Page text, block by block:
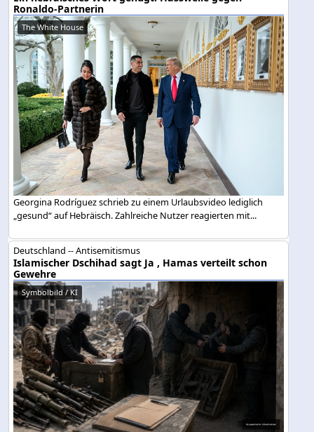
Ronaldo-Partnerin
The White House
Georgina Rodríguez schrieb zu einem Urlaubsvideo lediglich
„gesund“ auf Hebräisch. Zahlreiche Nutzer reagierten mit...
Deutschland -- Antisemitismus
Islamischer Dschihad sagt Ja , Hamas verteilt schon
Gewehre
Symbolbild / KI